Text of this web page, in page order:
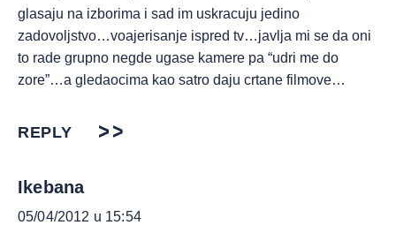
glasaju na izborima i sad im uskracuju jedino
zadovoljstvo…voajerisanje ispred tv…javlja mi se da oni
to rade grupno negde ugase kamere pa “udri me do
zore”…a gledaocima kao satro daju crtane filmove…
REPLY
Ikebana
05/04/2012 u 15:54